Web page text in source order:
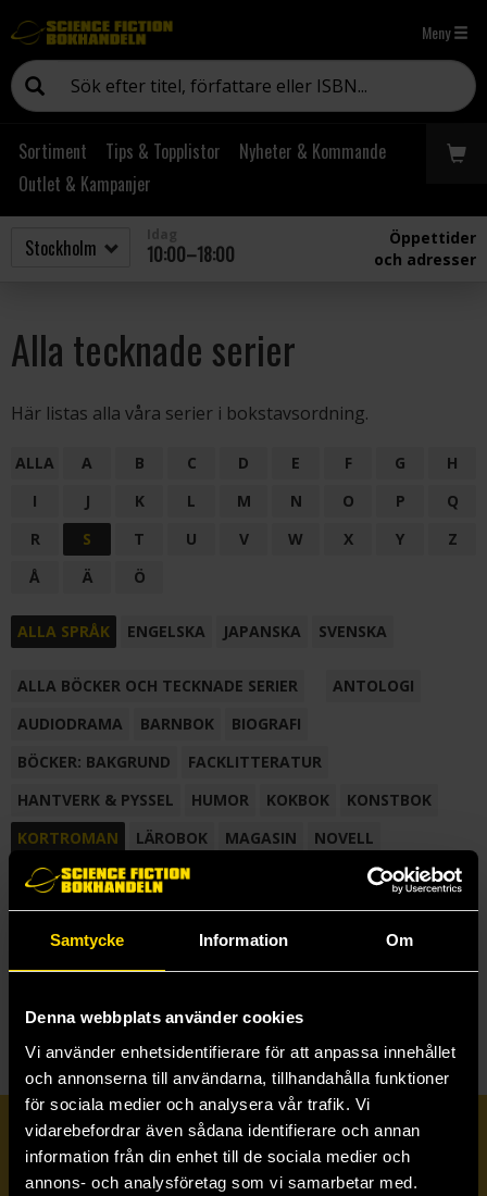
Samtycke Information Om
Denna webbplats använder cookies
Vi använder enhetsidentifierare för att anpassa innehållet
och annonserna till användarna, tillhandahålla funktioner
för sociala medier och analysera vår trafik. Vi
vidarebefordrar även sådana identifierare och annan
information från din enhet till de sociala medier och
annons- och analysföretag som vi samarbetar med.
Meny
Sortiment Tips & Topplistor
Nyheter & Kommande
Outlet & Kampanjer
10:00–18:00
Öppettider
och adresser
Alla tecknade serier
Här listas alla våra serier i bokstavsordning.
ALLA A B C D E F G
H
I
J K L M N O P
Q
R
S T U V W X Y
Z
Å
Ä Ö
ALLA SPRÅK ENGELSKA JAPANSKA SVENSKA
ALLA BÖCKER OCH TECKNADE SERIER
ANTOLOGI
AUDIODRAMA
BARNBOK
BIOGRAFI
BÖCKER: BAKGRUND
FACKLITTERATUR
HANTVERK & PYSSEL
HUMOR KOKBOK
KONSTBOK
KORTROMAN
LÄROBOK MAGASIN
NOVELL
NOVELLMAGASIN
NOVELLSAMLING
ROMAN
SAMLINGSVOLYM
TECKNA & MÅLA TECKNAD SERIE
S
Prenumerera på vårt nyhetsbrev